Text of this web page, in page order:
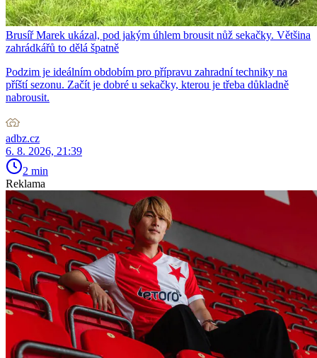
Brusíř Marek ukázal, pod jakým úhlem brousit nůž sekačky. Většina
zahrádkářů to dělá špatně
Podzim je ideálním obdobím pro přípravu zahradní techniky na
příští sezonu. Začít je dobré u sekačky, kterou je třeba důkladně
nabrousit.
adbz.cz
6. 8. 2026, 21:39
2 min
Reklama